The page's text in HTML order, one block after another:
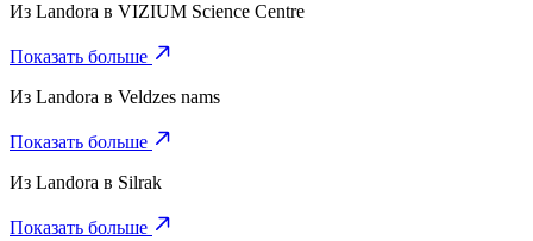
Из Landora в VIZIUM Science Centre
Показать больше
Из Landora в Veldzes nams
Показать больше
Из Landora в Silrak
Показать больше